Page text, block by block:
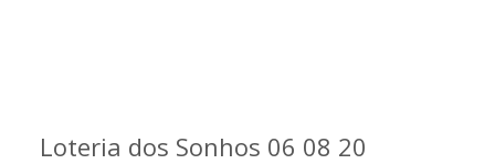
Loteria dos Sonhos 06 08 20